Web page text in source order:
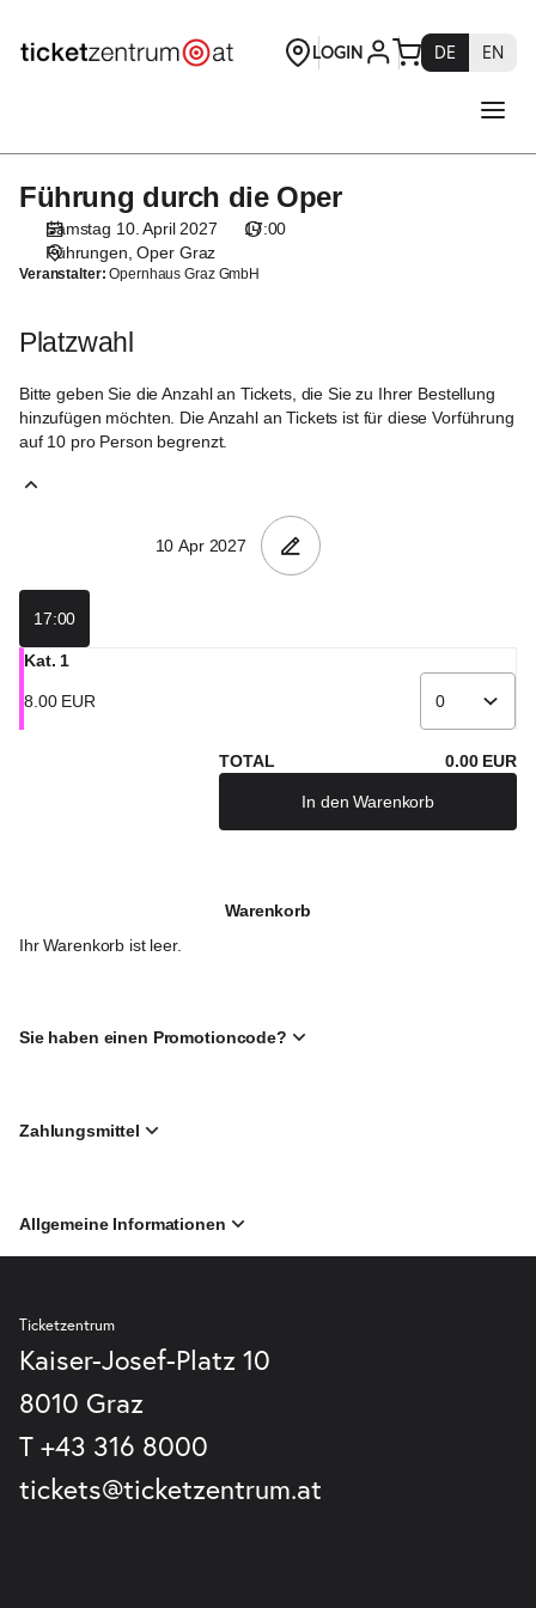
[Oper
Graz
Führung
die
Theaterservice
GmbH
Führung
durch
Oper
Führung durch die Oper
Samstag 10. April 2027
17:00
Führungen Oper Graz
Veranstalter:Opernhaus Graz GmbH
Platzwahl
Bitte geben Sie die Anzahl an Tickets, die Sie zu Ihrer Bestellung
hinzufügen möchten. Die Anzahl an Tickets ist für diese Vorführung
auf 10 pro Person begrenzt.
17:00
Kat. 1
8 00 EUR
TOTAL 0.00 EUR
In den Warenkorb
Warenkorb
Ihr Warenkorb ist leer.
Sie haben einen Promotioncode?
Zahlungsmittel
Allgemeine Informationen